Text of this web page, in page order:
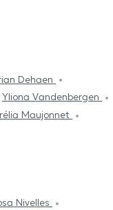
Dehaen
Yliona Vandenbergen
Maujonnet
Nivelles